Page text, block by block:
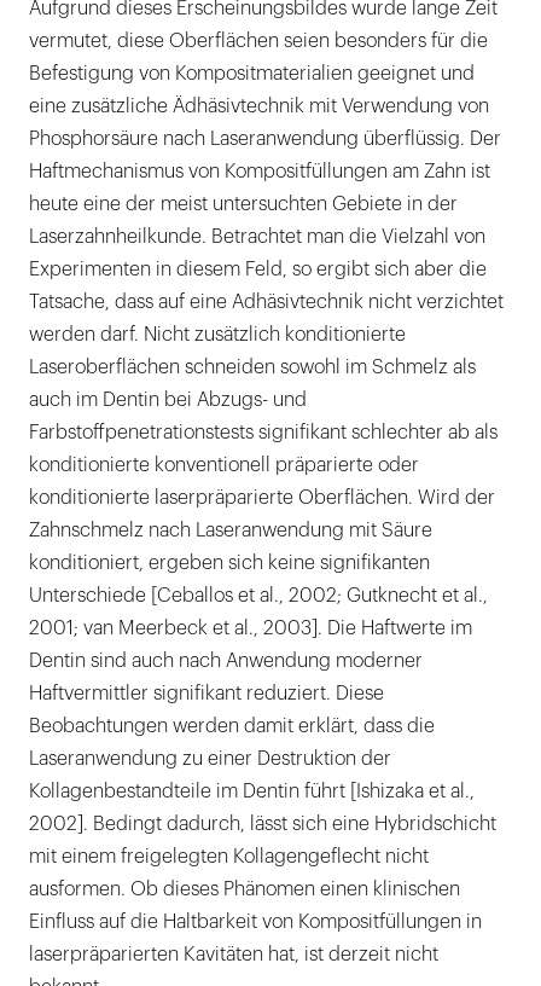
Aufgrund dieses Erscheinungsbildes wurde lange Zeit
vermutet, diese Oberflächen seien besonders für die
Befestigung von Kompositmaterialien geeignet und
eine zusätzliche Ädhäsivtechnik mit Verwendung von
Phosphorsäure nach Laseranwendung überflüssig. Der
Haftmechanismus von Kompositfüllungen am Zahn ist
heute eine der meist untersuchten Gebiete in der
Laserzahnheilkunde. Betrachtet man die Vielzahl von
Experimenten in diesem Feld, so ergibt sich aber die
Tatsache, dass auf eine Adhäsivtechnik nicht verzichtet
werden darf. Nicht zusätzlich konditionierte
Laseroberflächen schneiden sowohl im Schmelz als
auch im Dentin bei Abzugs- und
Farbstoffpenetrationstests signifikant schlechter ab als
konditionierte konventionell präparierte oder
konditionierte laserpräparierte Oberflächen. Wird der
Zahnschmelz nach Laseranwendung mit Säure
konditioniert, ergeben sich keine signifikanten
Unterschiede [Ceballos et al., 2002; Gutknecht et al.,
2001; van Meerbeck et al., 2003]. Die Haftwerte im
Dentin sind auch nach Anwendung moderner
Haftvermittler signifikant reduziert. Diese
Beobachtungen werden damit erklärt, dass die
Laseranwendung zu einer Destruktion der
Kollagenbestandteile im Dentin führt [Ishizaka et al.,
2002]. Bedingt dadurch, lässt sich eine Hybridschicht
mit einem freigelegten Kollagengeflecht nicht
ausformen. Ob dieses Phänomen einen klinischen
Einfluss auf die Haltbarkeit von Kompositfüllungen in
laserpräparierten Kavitäten hat, ist derzeit nicht